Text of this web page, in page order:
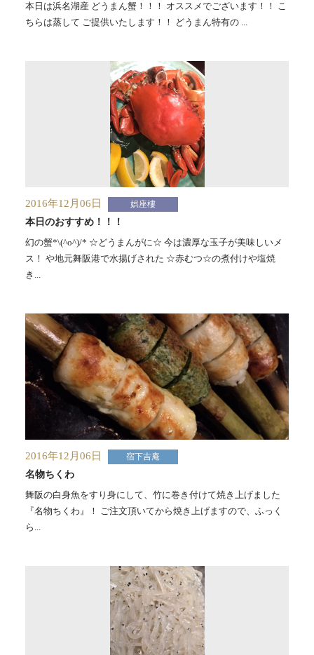
本日は浜名湖産 どうまん蟹！！！ オススメでございます！！ こ
ちらは蒸して ご提供いたします！！ どうまん特有の ...
2016年12月06日 娯座樓
本日のおすすめ！！！
幻の蟹*\(^o^)/* ☆どうまんがに☆ 今は濃厚な玉子が美味しいメ
ス！ や地元舞阪港で水揚げされた ☆赤むつ☆の煮付けや塩焼
き...
2016年12月06日 宿下吉庵
名物ちくわ
舞阪の白身魚をすり身にして、竹に巻き付けて焼き上げました
『名物ちくわ』！ ご注文頂いてから焼き上げますので、ふっく
ら...